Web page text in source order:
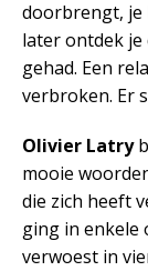
doorbrengt, je
later ontdek
gehad. Een
verbroken. Er
Olivier Latry
mooie
die zich heeft
ging in enkele
verwoest in